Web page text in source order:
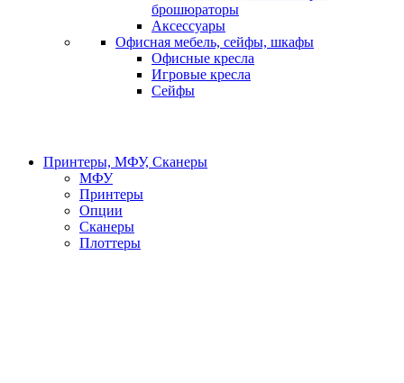
брошюраторы
Аксессуары
Офисная мебель, сейфы, шкафы
Офисные кресла
Игровые кресла
Сейфы
Принтеры, МФУ, Сканеры
МФУ
Принтеры
Опции
Сканеры
Плоттеры